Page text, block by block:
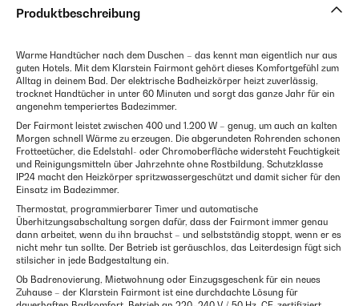
Produktbeschreibung
Warme Handtücher nach dem Duschen – das kennt man eigentlich nur aus
guten Hotels. Mit dem Klarstein Fairmont gehört dieses Komfortgefühl zum
Alltag in deinem Bad. Der elektrische Badheizkörper heizt zuverlässig,
trocknet Handtücher in unter 60 Minuten und sorgt das ganze Jahr für ein
angenehm temperiertes Badezimmer.
Der Fairmont leistet zwischen 400 und 1.200 W – genug, um auch an kalten
Morgen schnell Wärme zu erzeugen. Die abgerundeten Rohrenden schonen
Frotteetücher, die Edelstahl- oder Chromoberfläche widersteht Feuchtigkeit
und Reinigungsmitteln über Jahrzehnte ohne Rostbildung. Schutzklasse
IP24 macht den Heizkörper spritzwassergeschützt und damit sicher für den
Einsatz im Badezimmer.
Thermostat, programmierbarer Timer und automatische
Überhitzungsabschaltung sorgen dafür, dass der Fairmont immer genau
dann arbeitet, wenn du ihn brauchst – und selbstständig stoppt, wenn er es
nicht mehr tun sollte. Der Betrieb ist geräuschlos, das Leiterdesign fügt sich
stilsicher in jede Badgestaltung ein.
Ob Badrenovierung, Mietwohnung oder Einzugsgeschenk für ein neues
Zuhause – der Klarstein Fairmont ist eine durchdachte Lösung für